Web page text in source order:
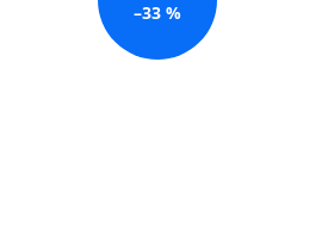
–33 %